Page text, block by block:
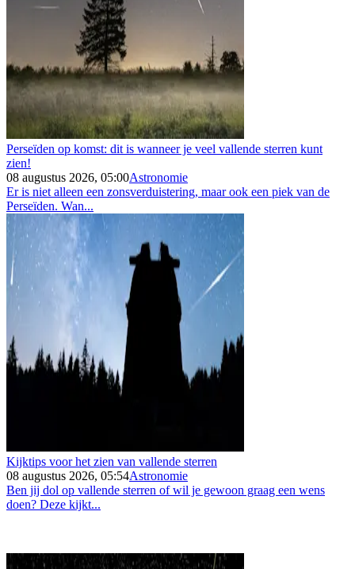
Perseïden op komst: dit is wanneer je veel vallende sterren kunt
zien!
08 augustus 2026, 05:00Astronomie
Er is niet alleen een zonsverduistering, maar ook een piek van de
Perseïden. Wan...
Kijktips voor het zien van vallende sterren
08 augustus 2026, 05:54Astronomie
Ben jij dol op vallende sterren of wil je gewoon graag een wens
doen? Deze kijkt...